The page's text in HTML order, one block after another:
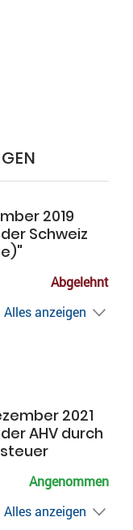
2019
Schweiz
Abgelehnt
Alles anzeigen
2021
AHV durch
Angenommen
Alles anzeigen